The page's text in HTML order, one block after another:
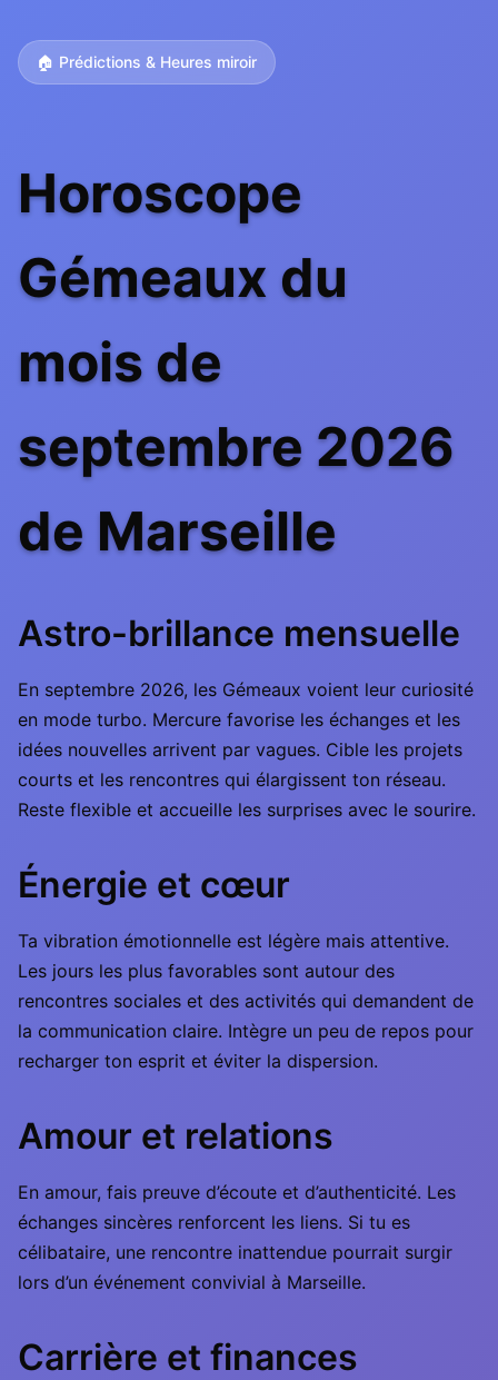
🏠 Prédictions & Heures miroir
Horoscope
Gémeaux du
mois de
septembre 2026
de Marseille
Astro-brillance mensuelle
En septembre 2026, les Gémeaux voient leur curiosité
en mode turbo. Mercure favorise les échanges et les
idées nouvelles arrivent par vagues. Cible les projets
courts et les rencontres qui élargissent ton réseau.
Reste flexible et accueille les surprises avec le sourire.
Énergie et cœur
Ta vibration émotionnelle est légère mais attentive.
Les jours les plus favorables sont autour des
rencontres sociales et des activités qui demandent de
la communication claire. Intègre un peu de repos pour
recharger ton esprit et éviter la dispersion.
Amour et relations
En amour, fais preuve d’écoute et d’authenticité. Les
échanges sincères renforcent les liens. Si tu es
célibataire, une rencontre inattendue pourrait surgir
lors d’un événement convivial à Marseille.
Carrière et finances